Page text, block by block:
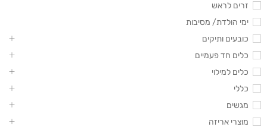
זרים לראש
ימי הולדת/ מסיבות
כובעים ותיקים
כלים חד פעמיים
כלים למילוי
כללי
מגשים
מוצרי אריזה